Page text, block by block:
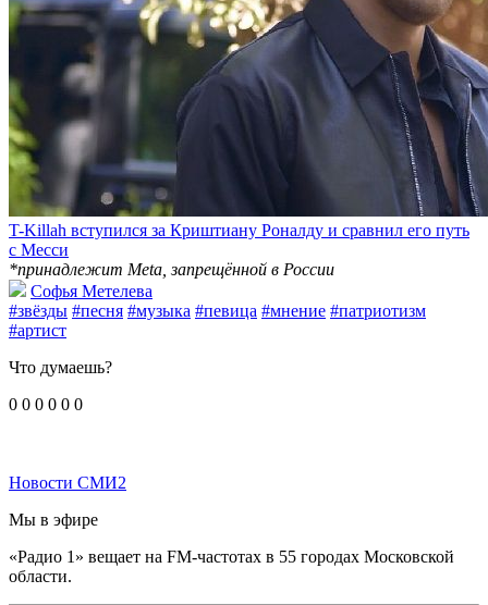
T-Killah вступился за Криштиану Роналду и сравнил его путь
с Месси
*принадлежит Meta, запрещённой в России
Софья Метелева
#звёзды #песня #музыка #певица #мнение #патриотизм
#артист
Что думаешь?
0 0 0 0 0 0
Новости СМИ2
Мы в эфире
«Радио 1» вещает на FM-частотах в 55 городах Московской
области.